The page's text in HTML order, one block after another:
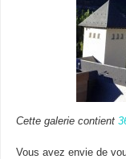
Cette galerie contient
Vous avez envie de